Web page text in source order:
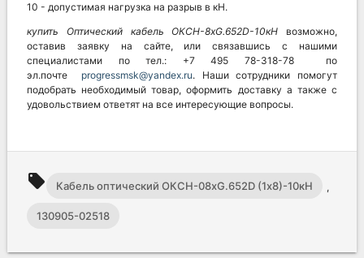
10 - допустимая нагрузка на разрыв в кН.
купить Оптический кабельОКСН-8хG.652D-10кН возможно,
оставив заявку на сайте, или связавшись с нашими
специалистами по тел.: +7 495 78-318-78 по
эл.почте progressmsk@yandex.ru. Наши сотрудники помогут
подобрать необходимый товар, оформить доставку а также с
удовольствием ответят на все интересующие вопросы.
local_offer Кабель оптический ОКСН-08хG.652D (1х8)-10кН ,
130905-02518